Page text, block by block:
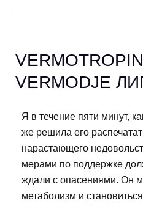
VERMODJE
Я в течение пяти минут,
же решила его
нарастающего
мерами по поддержке
ждали с опасениями. Он
метаболизм и